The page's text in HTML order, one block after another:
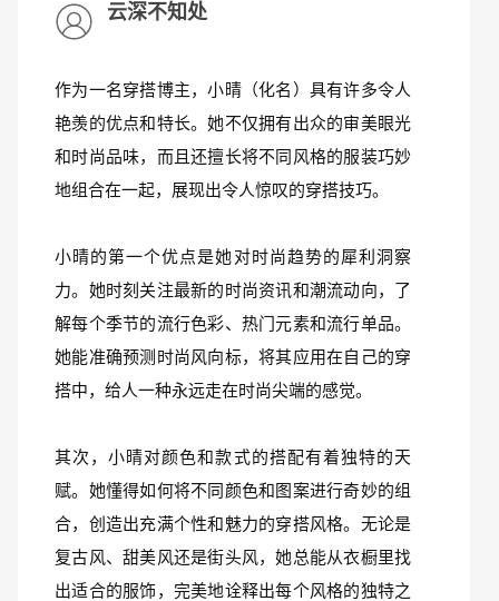
云深不知处
作为一名穿搭博主，小晴（化名）具有许多令人
艳羡的优点和特长。她不仅拥有出众的审美眼光
和时尚品味，而且还擅长将不同风格的服装巧妙
地组合在一起，展现出令人惊叹的穿搭技巧。
小晴的第一个优点是她对时尚趋势的犀利洞察
力。她时刻关注最新的时尚资讯和潮流动向，了
解每个季节的流行色彩、热门元素和流行单品。
她能准确预测时尚风向标，将其应用在自己的穿
搭中，给人一种永远走在时尚尖端的感觉。
其次，小晴对颜色和款式的搭配有着独特的天
赋。她懂得如何将不同颜色和图案进行奇妙的组
合，创造出充满个性和魅力的穿搭风格。无论是
复古风、甜美风还是街头风，她总能从衣橱里找
出适合的服饰，完美地诠释出每个风格的独特之